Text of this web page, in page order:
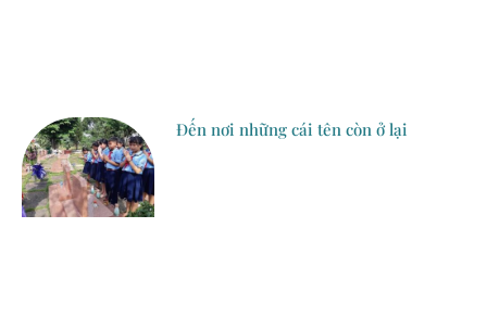
Đến nơi những cái tên còn ở lại